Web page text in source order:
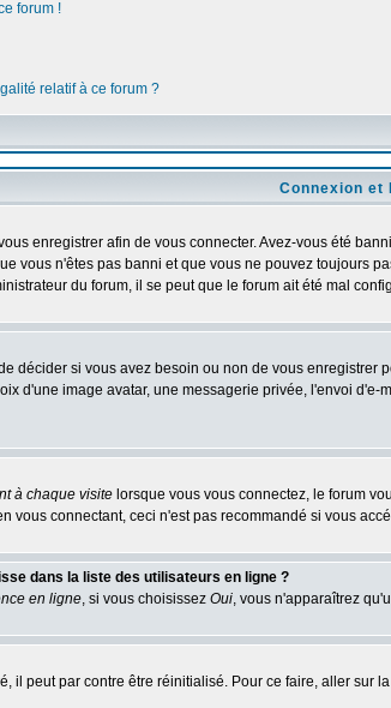
forum !
relatif à ce forum ?
Connexion et
enregistrer afin de vous connecter. Avez-vous été
vous n'êtes pas banni et que vous ne pouvez toujours
du forum, il se peut que le forum ait été mal
décider si vous avez besoin ou non de vous
d'une image avatar, une messagerie privée, l'envoi
à chaque visite lorsque vous vous connectez, le forum
vous connectant, ceci n'est pas recommandé si vous
dans la liste des utilisateurs en ligne ?
en ligne, si vous choisissez Oui, vous n'apparaîtrez
il peut par contre être réinitialisé. Pour ce faire, aller sur